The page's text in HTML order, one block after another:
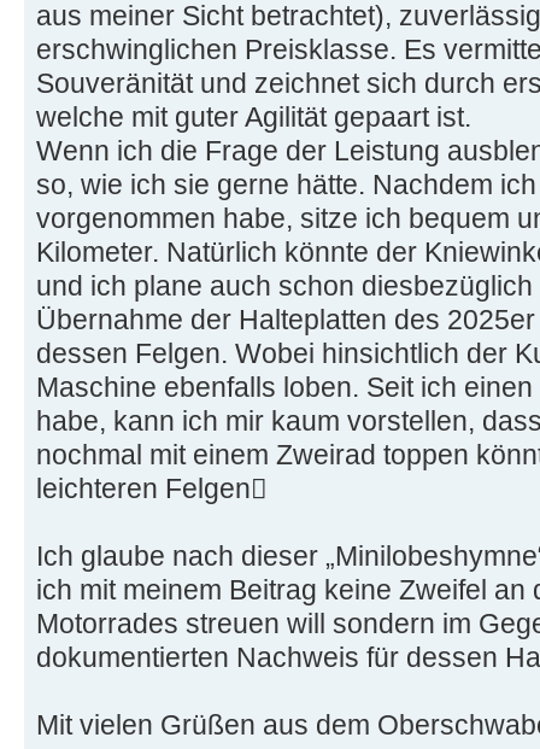
aus meiner Sicht betrachtet),
erschwinglichen Preisklasse. Es
Souveränität und zeichnet sich durch
welche mit guter Agilität gepaart ist.
Wenn ich die Frage der Leistung
so, wie ich sie gerne hätte. Nachdem
vorgenommen habe, sitze ich bequem
Kilometer. Natürlich könnte der
und ich plane auch schon
Übernahme der Halteplatten des
dessen Felgen. Wobei hinsichtlich der
Maschine ebenfalls loben. Seit ich
habe, kann ich mir kaum vorstellen,
nochmal mit einem Zweirad toppen
leichteren Felgen
Ich glaube nach dieser
ich mit meinem Beitrag keine Zweifel an
Motorrades streuen will sondern im
dokumentierten Nachweis für dessen
Mit vielen Grüßen aus dem